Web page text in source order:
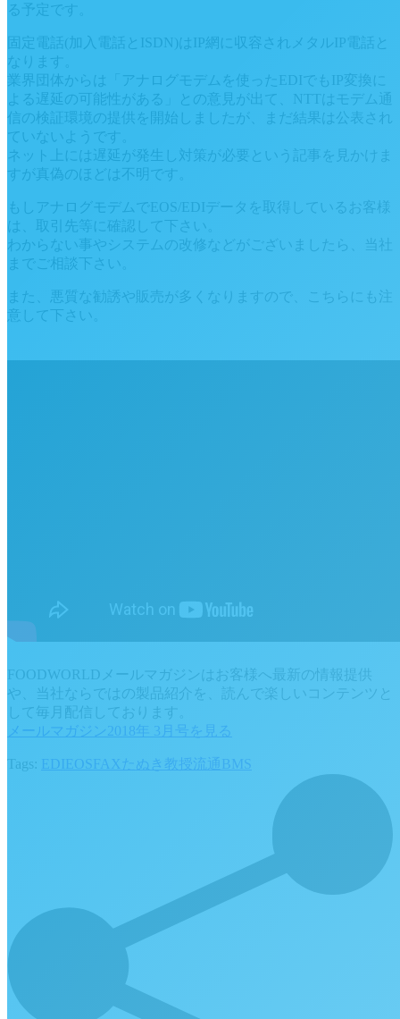
る予定です。
固定電話(加入電話とISDN)はIP網に収容されメタルIP電話と
なります。
業界団体からは「アナログモデムを使ったEDIでもIP変換に
よる遅延の可能性がある」との意見が出て、NTTはモデム通
信の検証環境の提供を開始しましたが、まだ結果は公表され
ていないようです。
ネット上には遅延が発生し対策が必要という記事を見かけま
すが真偽のほどは不明です。
もしアナログモデムでEOS/EDIデータを取得しているお客様
は、取引先等に確認して下さい。
わからない事やシステムの改修などがございましたら、当社
までご相談下さい。
また、悪質な勧誘や販売が多くなりますので、こちらにも注
意して下さい。
FOODWORLDメールマガジンはお客様へ最新の情報提供
や、当社ならではの製品紹介を、読んで楽しいコンテンツと
して毎月配信しております。
メールマガジン2018年 3月号を見る
Tags: EDI EOS FAX たぬき教授流通BMS